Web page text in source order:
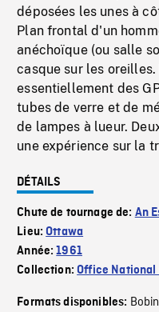
déposées les unes à
Plan frontal d'un
anéchoïque (ou salle
casque sur les
essentiellement des
tubes de verre et de
de lampes à lueur.
une expérience sur la
DÉTAILS
Chute de tournage de: An
Lieu:Ottawa
Année:1961
Collection:Office National
Formats disponibles: